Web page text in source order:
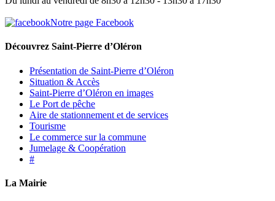
Notre page Facebook
Découvrez Saint-Pierre d’Oléron
Présentation de Saint-Pierre d’Oléron
Situation & Accès
Saint-Pierre d’Oléron en images
Le Port de pêche
Aire de stationnement et de services
Tourisme
Le commerce sur la commune
Jumelage & Coopération
#
La Mairie